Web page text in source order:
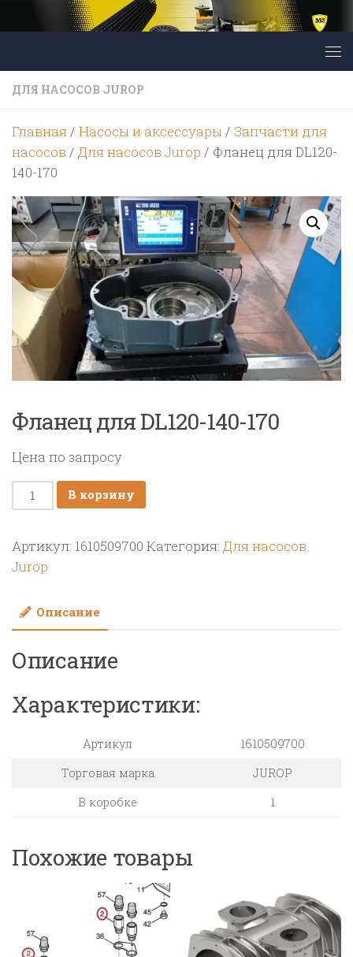
Перейти к содержимому
ДЛЯ НАСОСОВ JUROP
Главная/ Насосы и аксессуары/ Запчасти для
насосов / Для насосов Jurop / Фланец для DL120-
140-170
Фланец для DL120-140-170
Цена по запросу
Количество
товара
для
DL120-
170
В корзину
Артикул: 1610509700 Категория: Для насосов
Jurop
Описание
Описание
Характеристики:
Артикул
1610509700
Торговая марка
JUROP
В коробке
1
Похожие товары